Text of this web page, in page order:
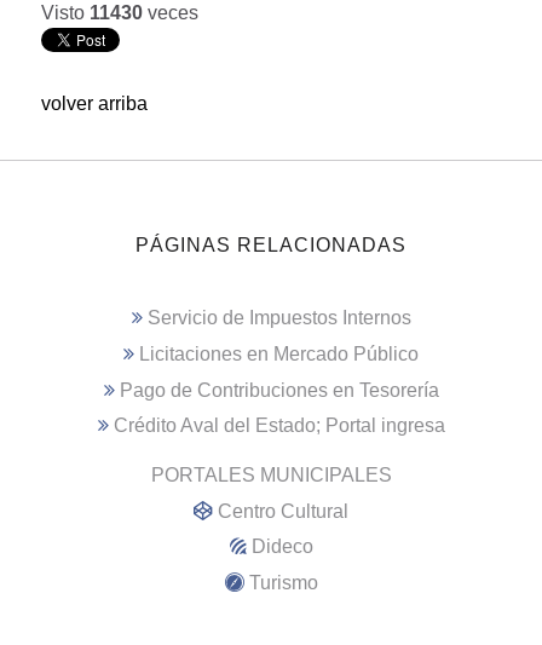
Visto 11430 veces
volver arriba
PÁGINAS RELACIONADAS
Servicio de Impuestos Internos
Licitaciones en Mercado Público
Pago de Contribuciones en Tesorería
Crédito Aval del Estado; Portal ingresa
PORTALES MUNICIPALES
Centro Cultural
Dideco
Turismo